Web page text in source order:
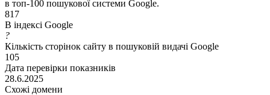
в топ-100 пошукової системи Google.
817
В індексі Google
?
Кількість сторінок сайту в пошуковій видачі Google
105
Дата перевірки показників
28.6.2025
Схожі домени